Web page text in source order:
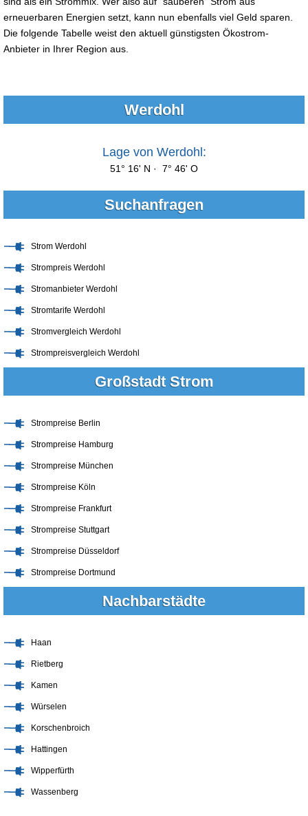
erneuerbaren Energien setzt, kann nun ebenfalls viel Geld sparen.
Die folgende Tabelle weist den aktuell günstigsten Ökostrom-
Anbieter in Ihrer Region aus.
Werdohl
Lage von Werdohl:
51° 16' N · 7° 46' O
Suchanfragen
Strom Werdohl
Strompreis Werdohl
Stromanbieter Werdohl
Stromtarife Werdohl
Stromvergleich Werdohl
Strompreisvergleich Werdohl
Großstadt Strom
Strompreise Berlin
Strompreise Hamburg
Strompreise München
Strompreise Köln
Strompreise Frankfurt
Strompreise Stuttgart
Strompreise Düsseldorf
Strompreise Dortmund
Nachbarstädte
Haan
Rietberg
Kamen
Würselen
Korschenbroich
Hattingen
Wipperfürth
Wassenberg